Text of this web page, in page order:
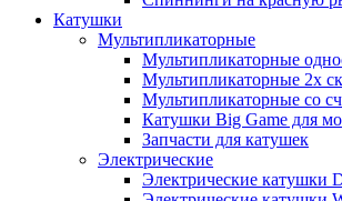
Катушки
Мультипликаторные
Мультипликаторные
Мультипликаторные 2х
Мультипликаторные со
Катушки Big Game для
Запчасти для катушек
Электрические
Электрические катушки